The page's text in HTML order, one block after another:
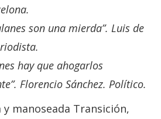
son una mierda”. Luis de
hay que ahogarlos
Florencio Sánchez. Político.
manoseada Transición,